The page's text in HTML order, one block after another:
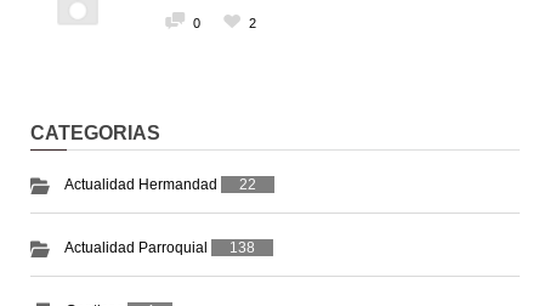
0 2
CATEGORIAS
Actualidad Hermandad 22
Actualidad Parroquial 138